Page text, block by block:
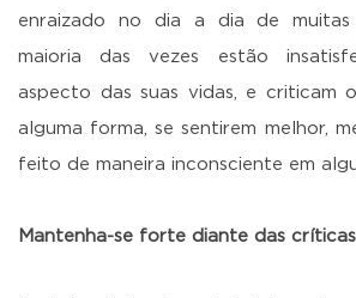
enraizado no dia a dia de muitas
maioria das vezes estão
aspecto das suas vidas, e criticam
alguma forma, se sentirem melhor,
feito de maneira inconsciente em
Mantenha-se forte diante das críticas